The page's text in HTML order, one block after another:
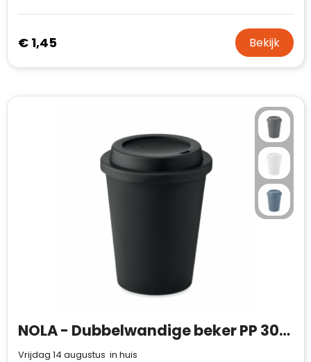
€ 1,45 Bekijk
NOLA - Dubbelwandige beker PP 300 ml
Vrijdag 14 augustus in huis